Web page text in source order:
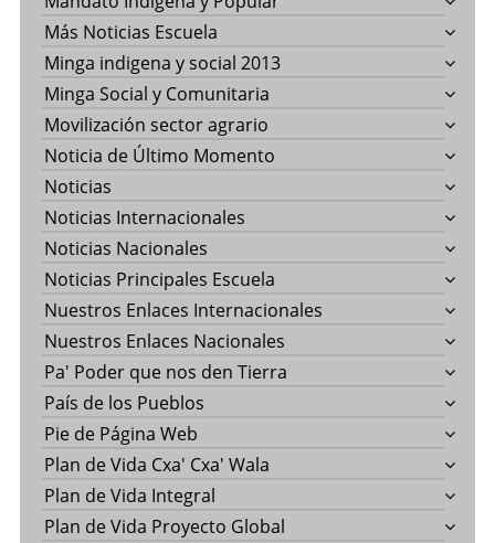
Más Noticias Escuela
Minga indigena y social 2013
Minga Social y Comunitaria
Movilización sector agrario
Noticia de Último Momento
Noticias
Noticias Internacionales
Noticias Nacionales
Noticias Principales Escuela
Nuestros Enlaces Internacionales
Nuestros Enlaces Nacionales
Pa' Poder que nos den Tierra
País de los Pueblos
Pie de Página Web
Plan de Vida Cxa' Cxa' Wala
Plan de Vida Integral
Plan de Vida Proyecto Global